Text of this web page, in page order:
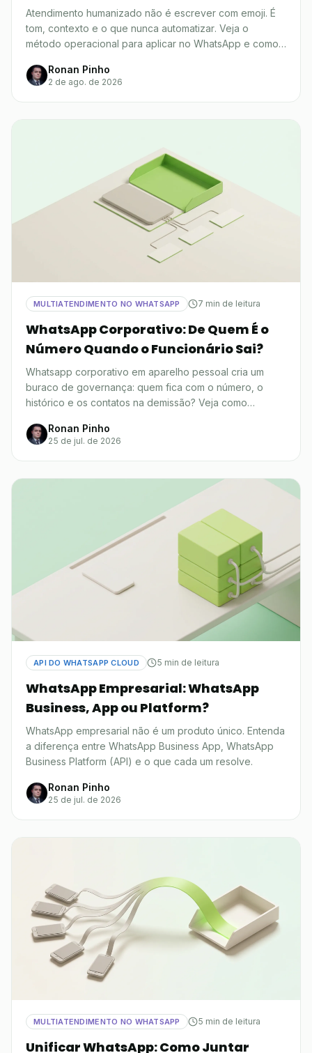
Robô
Atendimento humanizado não é escrever com emoji. É
tom, contexto e o que nunca automatizar. Veja o
método operacional para aplicar no WhatsApp e como
Ronan Pinho
2 de ago. de 2026
MULTIATENDIMENTO NO WHATSAPP 7 min de leitura
WhatsApp Corporativo: De Quem É o
Número Quando o Funcionário Sai?
Whatsapp corporativo em aparelho pessoal cria um
buraco de governança: quem fica com o número, o
histórico e os contatos na demissão? Veja como
Ronan Pinho
25 de jul. de 2026
API DO WHATSAPP CLOUD 5 min de leitura
WhatsApp Empresarial: WhatsApp
Business, App ou Platform?
WhatsApp empresarial não é um produto único. Entenda
a diferença entre WhatsApp Business App, WhatsApp
Business Platform (API) e o que cada um resolve.
Ronan Pinho
25 de jul. de 2026
MULTIATENDIMENTO NO WHATSAPP 5 min de leitura
Unificar WhatsApp: Como Juntar